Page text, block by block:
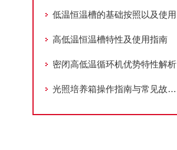
低温恒温槽的基础按照以及使用
高低温恒温槽特性及使用指南
密闭高低温循环机优势特性解析
光照培养箱操作指南与常见故障排除